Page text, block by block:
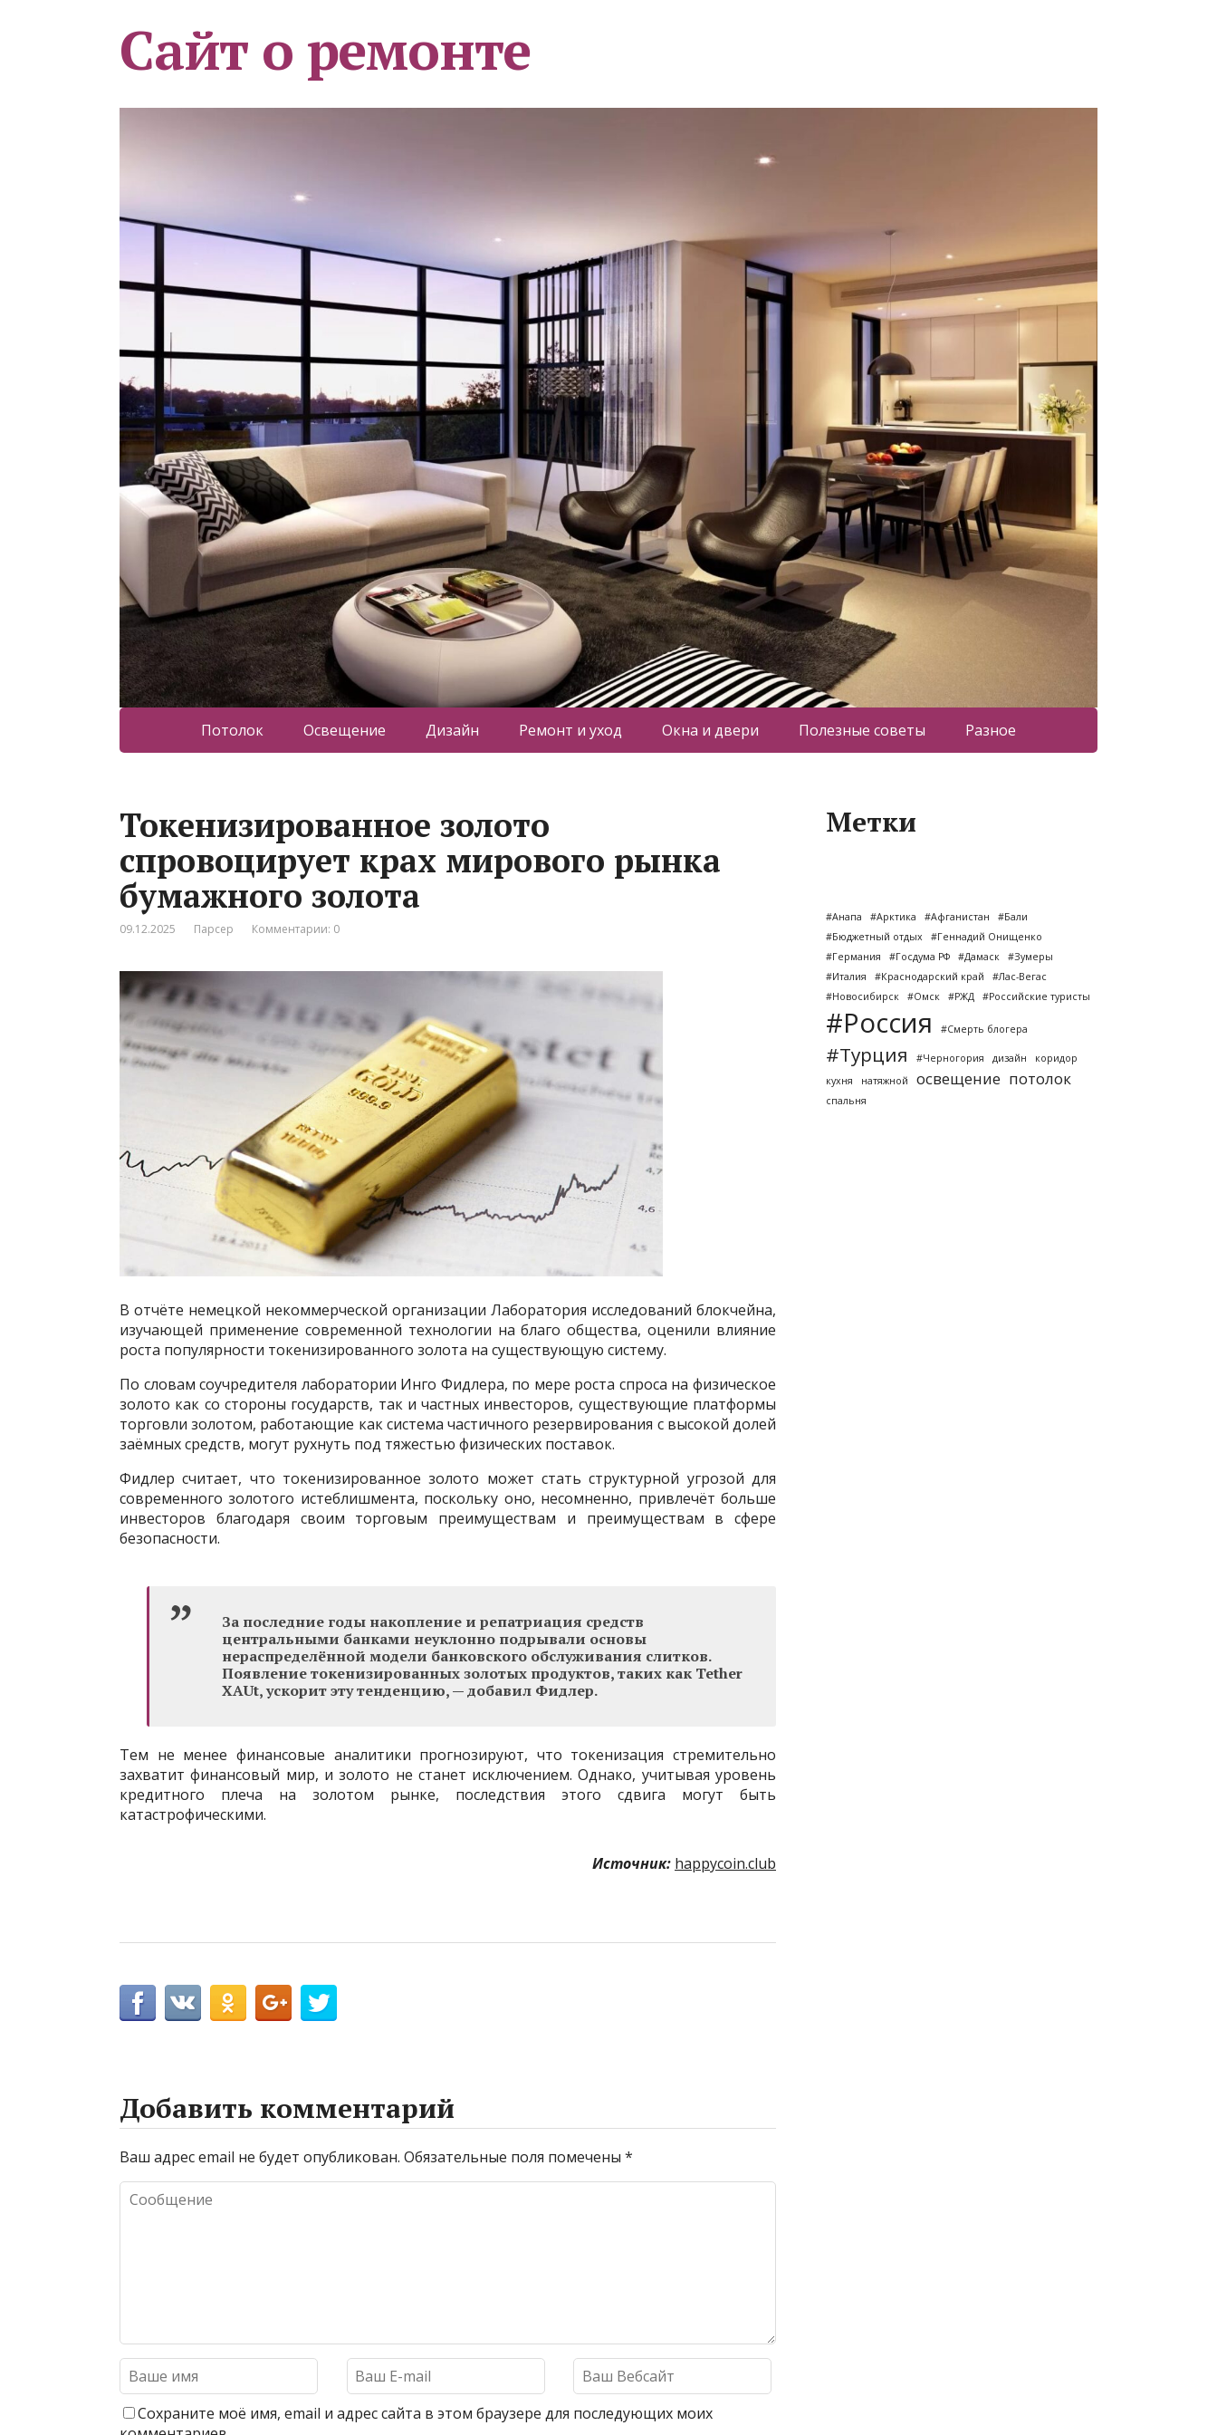
Сайт о ремонте
Потолок Освещение Дизайн Ремонт и уход Окна и двери Полезные советы Разное
Токенизированное золото
спровоцирует крах мирового рынка
бумажного золота
09.12.2025 Парсер Комментарии: 0
В отчёте немецкой некоммерческой организации Лаборатория исследований блокчейна,
изучающей применение современной технологии на благо общества, оценили влияние
роста популярности токенизированного золота на существующую систему.
По словам соучредителя лаборатории Инго Фидлера, по мере роста спроса на физическое
золото как со стороны государств, так и частных инвесторов, существующие платформы
торговли золотом, работающие как система частичного резервирования с высокой долей
заёмных средств, могут рухнуть под тяжестью физических поставок.
Фидлер считает, что токенизированное золото может стать структурной угрозой для
современного золотого истеблишмента, поскольку оно, несомненно, привлечёт больше
инвесторов благодаря своим торговым преимуществам и преимуществам в сфере
безопасности.
За последние годы накопление и репатриация средств
центральными банками неуклонно подрывали основы
нераспределённой модели банковского обслуживания слитков.
Появление токенизированных золотых продуктов, таких как Tether
XAUt, ускорит эту тенденцию, — добавил Фидлер.
Тем не менее финансовые аналитики прогнозируют, что токенизация стремительно
захватит финансовый мир, и золото не станет исключением. Однако, учитывая уровень
кредитного плеча на золотом рынке, последствия этого сдвига могут быть
катастрофическими.
Источник: happycoin.club
Добавить комментарий
Ваш адрес email не будет опубликован. Обязательные поля помечены *
Сохраните моё имя, email и адрес сайта в этом браузере для последующих моих
Метки
#Анапа #Арктика #Афганистан
#Бали
#Бюджетный отдых
#Геннадий Онищенко
#Германия
#Госдума РФ #Дамаск
#Зумеры
#Италия
#Краснодарский край
#Лас-Вегас
#Новосибирск
#Омск #РЖД #Российские туристы
#Россия #Смерть блогера
#Турция #Черногория дизайн
коридор
кухня
натяжной освещение потолок
спальня